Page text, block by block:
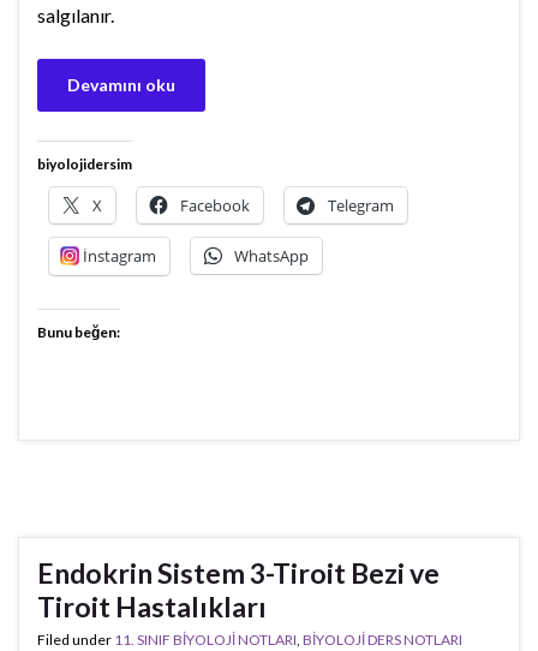
salgılanır.
Devamını oku
biyolojidersim
X Facebook Telegram
İnstagram WhatsApp
Bunu beğen:
Endokrin Sistem 3-Tiroit Bezi ve
Tiroit Hastalıkları
Filed under 11. SINIF BİYOLOJİ NOTLARI, BİYOLOJİ DERS NOTLARI